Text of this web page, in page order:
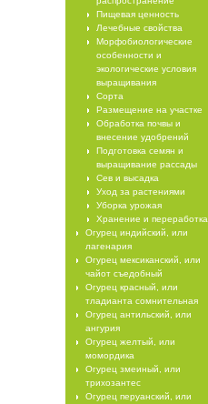
Пищевая ценность
Лечебные свойства
Морфобиологические
особенности и
экологические условия
выращивания
Сорта
Размещение на участке
Обработка почвы и
внесение удобрений
Подготовка семян и
выращивание рассады
Сев и высадка
Уход за растениями
Уборка урожая
Хранение и переработка
Огурец индийский, или
лагенария
Огурец мексиканский, или
чайот съедобный
Огурец красный, или
тладианта сомнительная
Огурец антильский, или
ангурия
Огурец желтый, или
момордика
Огурец змеиный, или
трихозантес
Огурец перуанский, или